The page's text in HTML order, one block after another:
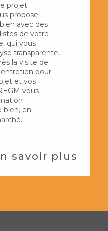
projet
propose
avec des
de votre
qui vous
transparente,
la visite de
pour
et vos
vous
bien, en
savoir plus